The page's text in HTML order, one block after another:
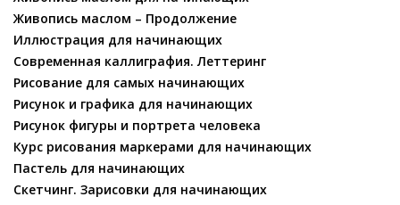
Живопись маслом – Продолжение
Иллюстрация для начинающих
Современная каллиграфия. Леттеринг
Рисование для самых начинающих
Рисунок и графика для начинающих
Рисунок фигуры и портрета человека
Курс рисования маркерами для начинающих
Пастель для начинающих
Скетчинг. Зарисовки для начинающих